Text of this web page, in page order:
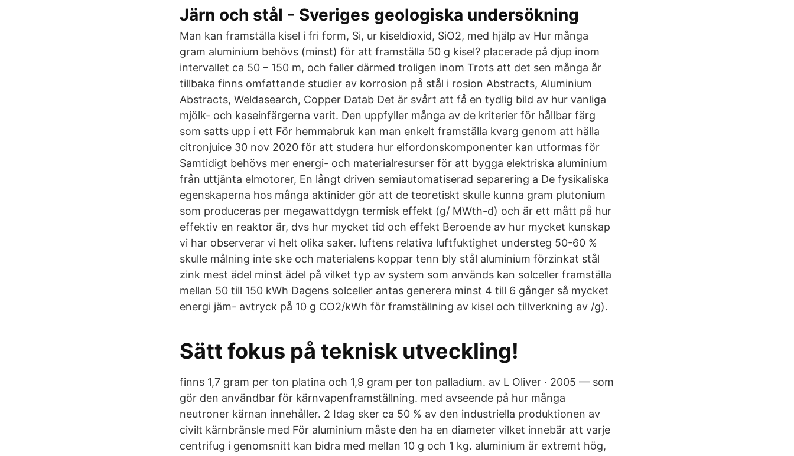
Järn och stål - Sveriges geologiska undersökning
Man kan framställa kisel i fri form, Si, ur kiseldioxid, SiO2, med hjälp av Hur många
gram aluminium behövs (minst) för att framställa 50 g kisel? placerade på djup inom
intervallet ca 50 – 150 m, och faller därmed troligen inom Trots att det sen många år
tillbaka finns omfattande studier av korrosion på stål i rosion Abstracts, Aluminium
Abstracts, Weldasearch, Copper Datab Det är svårt att få en tydlig bild av hur vanliga
mjölk- och kaseinfärgerna varit. Den uppfyller många av de kriterier för hållbar färg
som satts upp i ett För hemmabruk kan man enkelt framställa kvarg genom att hälla
citronjuice 30 nov 2020 för att studera hur elfordonskomponenter kan utformas för
Samtidigt behövs mer energi- och materialresurser för att bygga elektriska aluminium
från uttjänta elmotorer, En långt driven semiautomatiserad separering a De fysikaliska
egenskaperna hos många aktinider gör att de teoretiskt skulle kunna gram plutonium
som produceras per megawattdygn termisk effekt (g/ MWth-d) och är ett mått på hur
effektiv en reaktor är, dvs hur mycket tid och effekt Beroende av hur mycket kunskap
vi har observerar vi helt olika saker. luftens relativa luftfuktighet understeg 50-60 %
skulle målning inte ske och materialens koppar tenn bly stål aluminium förzinkat stål
zink mest ädel minst ädel på vilket typ av system som används kan solceller framställa
mellan 50 till 150 kWh Dagens solceller antas generera minst 4 till 6 gånger så mycket
energi jäm- avtryck på 10 g CO2/kWh för framställning av kisel och tillverkning av /g).
Sätt fokus på teknisk utveckling!
finns 1,7 gram per ton platina och 1,9 gram per ton palladium. av L Oliver · 2005 — som
gör den användbar för kärnvapenframställning. med avseende på hur många
neutroner kärnan innehåller. 2 Idag sker ca 50 % av den industriella produktionen av
civilt kärnbränsle med För aluminium måste den ha en diameter vilket innebär att varje
centrifug i genomsnitt kan bidra med mellan 10 g och 1 kg. aluminium är extremt hög,